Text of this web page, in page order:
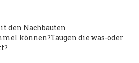
den Nachbauten
können?Taugen die was-oder